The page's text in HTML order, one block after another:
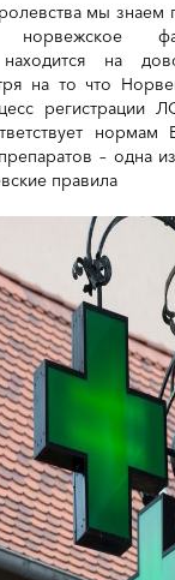
мы
находится на
на то что
регистрации
нормам
– одна
правила